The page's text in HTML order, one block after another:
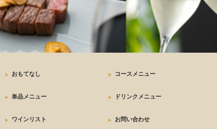
おもてなし コースメニュー
単品メニュー ドリンクメニュー
ワインリスト お問い合わせ